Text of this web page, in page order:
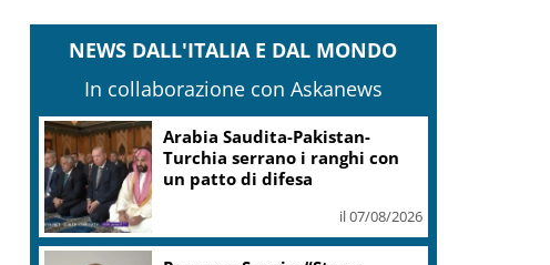
NEWS DALL'ITALIA E DAL MONDO
In collaborazione con Askanews
Arabia Saudita-Pakistan-
Turchia serrano i ranghi con
un patto di difesa
il 07/08/2026